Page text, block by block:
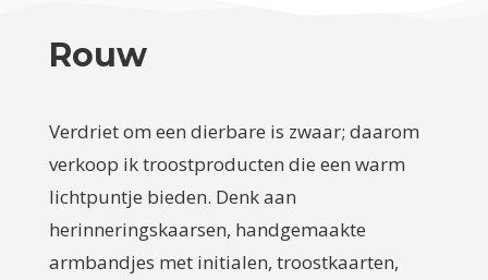
Rouw
Verdriet om een dierbare is zwaar; daarom
verkoop ik troostproducten die een warm
lichtpuntje bieden. Denk aan
herinneringskaarsen, handgemaakte
armbandjes met initialen, troostkaarten,